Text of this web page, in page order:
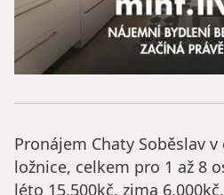
Pronájem Chaty Soběslav
ložnice, celkem pro 1 až 8
léto 15.500kč, zima